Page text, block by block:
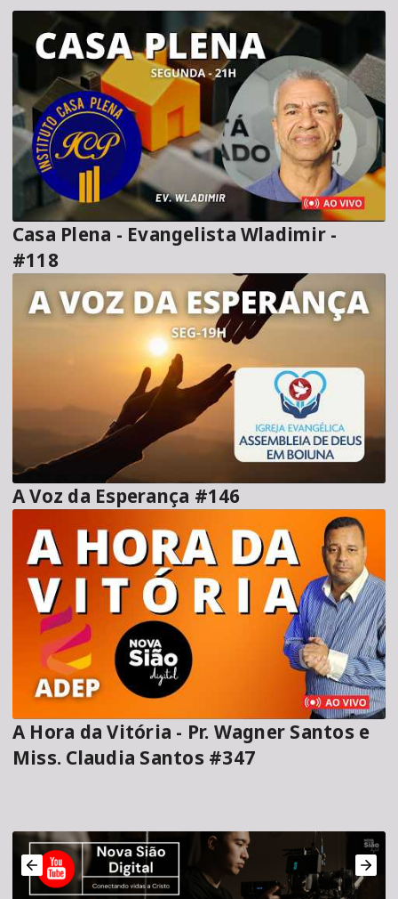
Casa Plena - Evangelista Wladimir -
#118
A Voz da Esperança #146
A Hora da Vitória - Pr. Wagner Santos e
Miss. Claudia Santos #347